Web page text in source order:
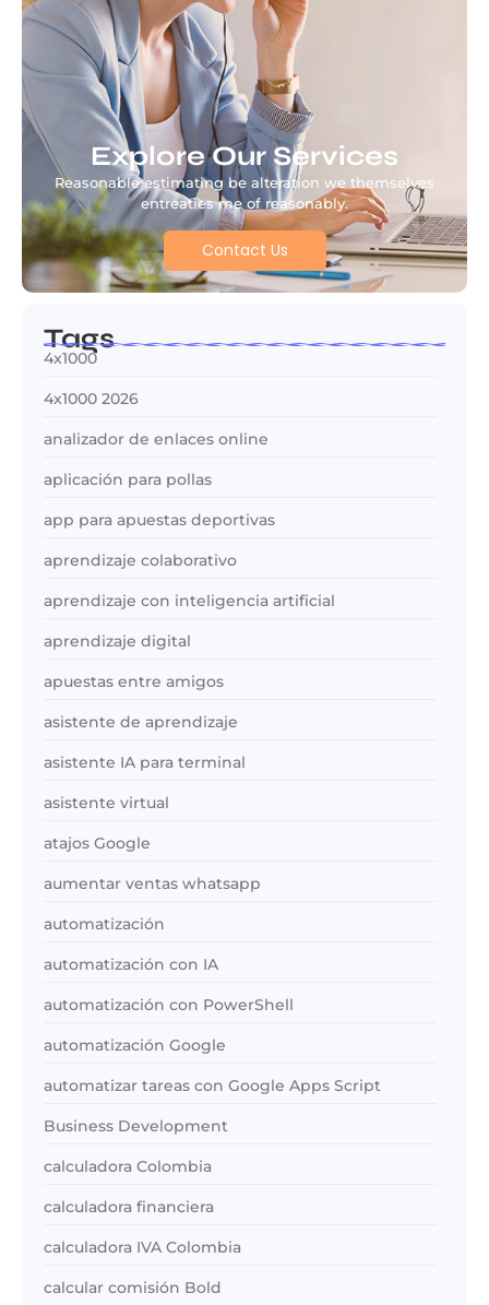
Explore Our Services
Reasonable estimating be alteration we themselves
entreaties me of reasonably.
Contact Us
Tags
4x1000
4x1000 2026
analizador de enlaces online
aplicación para pollas
app para apuestas deportivas
aprendizaje colaborativo
aprendizaje con inteligencia artificial
aprendizaje digital
apuestas entre amigos
asistente de aprendizaje
asistente IA para terminal
asistente virtual
atajos Google
aumentar ventas whatsapp
automatización
automatización con IA
automatización con PowerShell
automatización Google
automatizar tareas con Google Apps Script
Business Development
calculadora Colombia
calculadora financiera
calculadora IVA Colombia
calcular comisión Bold